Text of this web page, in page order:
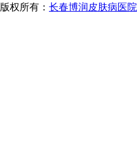
版权所有： 长春博润皮肤病医院